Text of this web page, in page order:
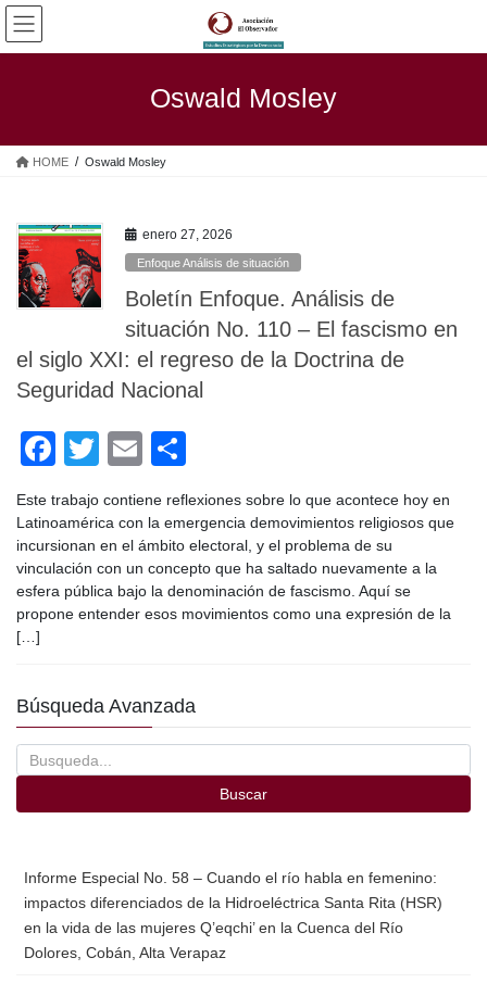
Saltar
contenido
Saltar
la
Oswald Mosley
HOME Oswald Mosley
enero 27, 2026
Enfoque Análisis de situación
Boletín Enfoque. Análisis de
situación No. 110 – El fascismo en
el siglo XXI: el regreso de la Doctrina de
Seguridad Nacional
F
a
c
e
b
o
k
T
tt
er
E
ail
o
m
p
ar
tir
Este trabajo contiene reflexiones sobre lo que acontece hoy en
Latinoamérica con la emergencia demovimientos religiosos que
incursionan en el ámbito electoral, y el problema de su
vinculación con un concepto que ha saltado nuevamente a la
esfera pública bajo la denominación de fascismo. Aquí se
propone entender esos movimientos como una expresión de la
[…]
Búsqueda Avanzada
Buscar
Informe Especial No. 58 – Cuando el río habla en femenino:
impactos diferenciados de la Hidroeléctrica Santa Rita (HSR)
en la vida de las mujeres Q’eqchi’ en la Cuenca del Río
Dolores, Cobán, Alta Verapaz